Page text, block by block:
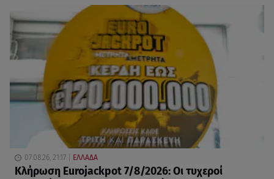
07.08.26, 21:17 ΕΛΛΑΔΑ
Κλήρωση Eurojackpot 7/8/2026: Οι τυχεροί